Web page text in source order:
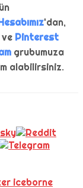
'dan,
Pinterest
grubumuza
alabilirsiniz.
iceborne